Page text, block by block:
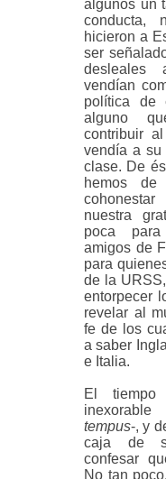
algunos un
hicieron a
ser
desleales
vendían
política de
alguno
contribuir
vendía a su
clase. De
hemos de
nuestra
poca para
amigos de
para
de la
entorpecer
revelar al
fe de los
a saber
e Italia.
El tiempo
tempus-, y
caja de
confesar
No tan